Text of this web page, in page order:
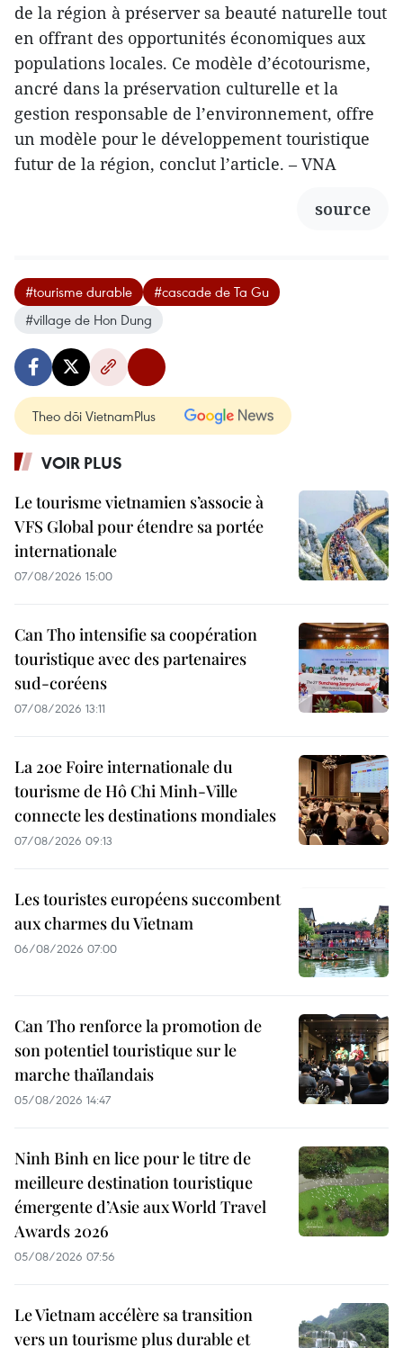
de la région à préserver sa beauté naturelle tout
en offrant des opportunités économiques aux
populations locales. Ce modèle d’écotourisme,
ancré dans la préservation culturelle et la
gestion responsable de l’environnement, offre
un modèle pour le développement touristique
futur de la région, conclut l’article. – VNA
source
#tourisme durable
#cascade de Ta Gu
#village de Hon Dung
Theo dõi VietnamPlus
VOIR PLUS
Le tourisme vietnamien s’associe à
VFS Global pour étendre sa portée
internationale
07/08/2026 15:00
Can Tho intensifie sa coopération
touristique avec des partenaires
sud-coréens
07/08/2026 13:11
La 20e Foire internationale du
tourisme de Hô Chi Minh-Ville
connecte les destinations mondiales
07/08/2026 09:13
Les touristes européens succombent
aux charmes du Vietnam
06/08/2026 07:00
Can Tho renforce la promotion de
son potentiel touristique sur le
marche thaïlandais
05/08/2026 14:47
Ninh Binh en lice pour le titre de
meilleure destination touristique
émergente d’Asie aux World Travel
Awards 2026
05/08/2026 07:56
Le Vietnam accélère sa transition
vers un tourisme plus durable et